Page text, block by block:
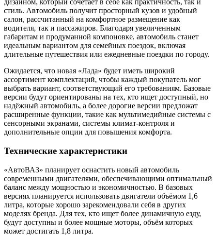
дизайном, который сочетает в себе как практичность, так и
стиль. Автомобиль получит просторный кузов и удобный
салон, рассчитанный на комфортное размещение как
водителя, так и пассажиров. Благодаря увеличенным
габаритам и продуманной компоновке, автомобиль станет
идеальным вариантом для семейных поездок, включая
длительные путешествия или ежедневные поездки по городу.
Ожидается, что новая «Лада» будет иметь широкий
ассортимент комплектаций, чтобы каждый покупатель мог
выбрать вариант, соответствующий его требованиям. Базовые
версии будут ориентированы на тех, кто ищет доступный, но
надёжный автомобиль, а более дорогие версии предложат
расширенные функции, такие как мультимедийные системы с
сенсорными экранами, системы климат-контроля и
дополнительные опции для повышения комфорта.
Технические характеристики
«АвтоВАЗ» планирует оснастить новый автомобиль
современными двигателями, обеспечивающими оптимальный
баланс между мощностью и экономичностью. В базовых
версиях планируется использовать двигатели объёмом 1,6
литра, которые хорошо зарекомендовали себя в других
моделях бренда. Для тех, кто ищет более динамичную езду,
будут доступны и более мощные моторы, объём которых
может достигать 1,8 литра.